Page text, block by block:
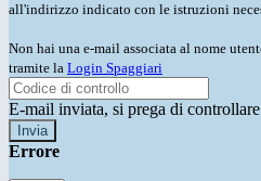
all'indirizzo indicato con le istruzioni
Non hai una e-mail associata al nome
tramite la Login Spaggiari
E-mail inviata, si prega di
Errore